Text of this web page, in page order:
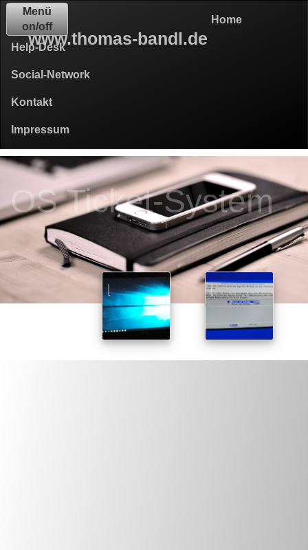
www.thomas-bandl.de
Home
Help-Desk
Social-Network
Kontakt
Impressum
Menü
on/off
OS Ticket-System